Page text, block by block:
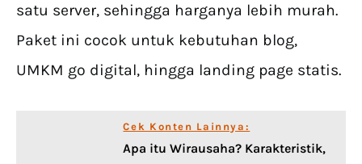
satu server, sehingga harganya lebih murah.
Paket ini cocok untuk kebutuhan blog,
UMKM go digital, hingga landing page statis.
Cek Konten Lainnya:
Apa itu Wirausaha? Karakteristik,